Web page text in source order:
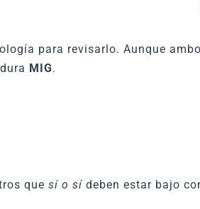
para revisarlo. Aunque
MIG.
que sí o sídeben estar bajo